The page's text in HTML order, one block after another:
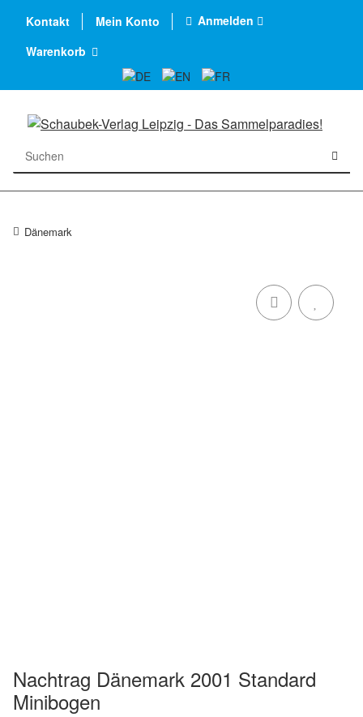
Kontakt Mein Konto
Anmelden
Warenkorb
Dänemark
Nachtrag Dänemark 2001 Standard
Minibogen